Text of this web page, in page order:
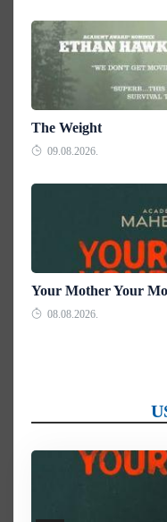
The Weight
09.08.2026.
Your Mother Your
08.08.2026.